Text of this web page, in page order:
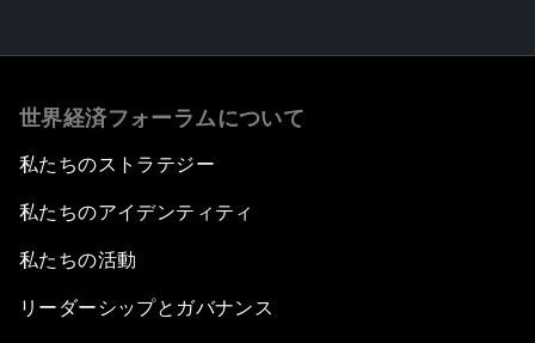
世界経済フォーラムについて
私たちのストラテジー
私たちのアイデンティティ
私たちの活動
リーダーシップとガバナンス